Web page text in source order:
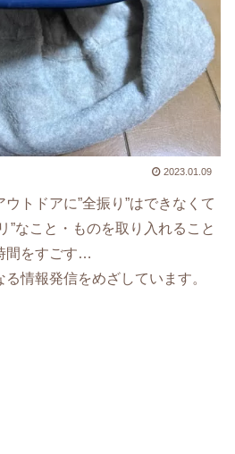
2023.01.09
トドアに”全振り”はできなくて
”なこと・ものを取り入れること
間をすごす…
情報発信をめざしています。